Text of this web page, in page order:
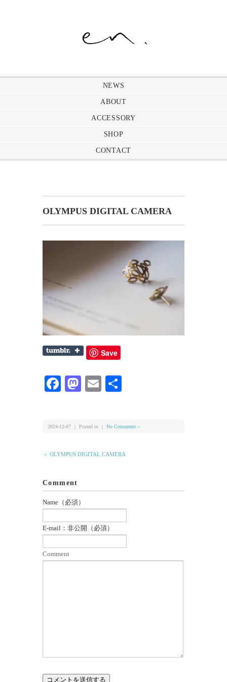
NEWS
ABOUT
ACCESSORY
SHOP
CONTACT
OLYMPUS DIGITAL CAMERA
Save
Facebook
Mastodon
Email
2024-12-07 ｜ Posted in ｜ No Comments »
＜ OLYMPUS DIGITAL CAMERA
Comment
Name（必須）
E-mail：非公開（必須）
Comment